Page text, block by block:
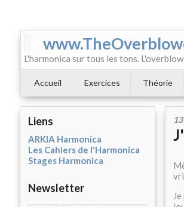
L'harmonica sur tous les tons.
Accueil Exercices Théorie
Liens
ARKIA Harmonica
Les Cahiers de l'Harmonica
Stages Harmonica
Newsletter